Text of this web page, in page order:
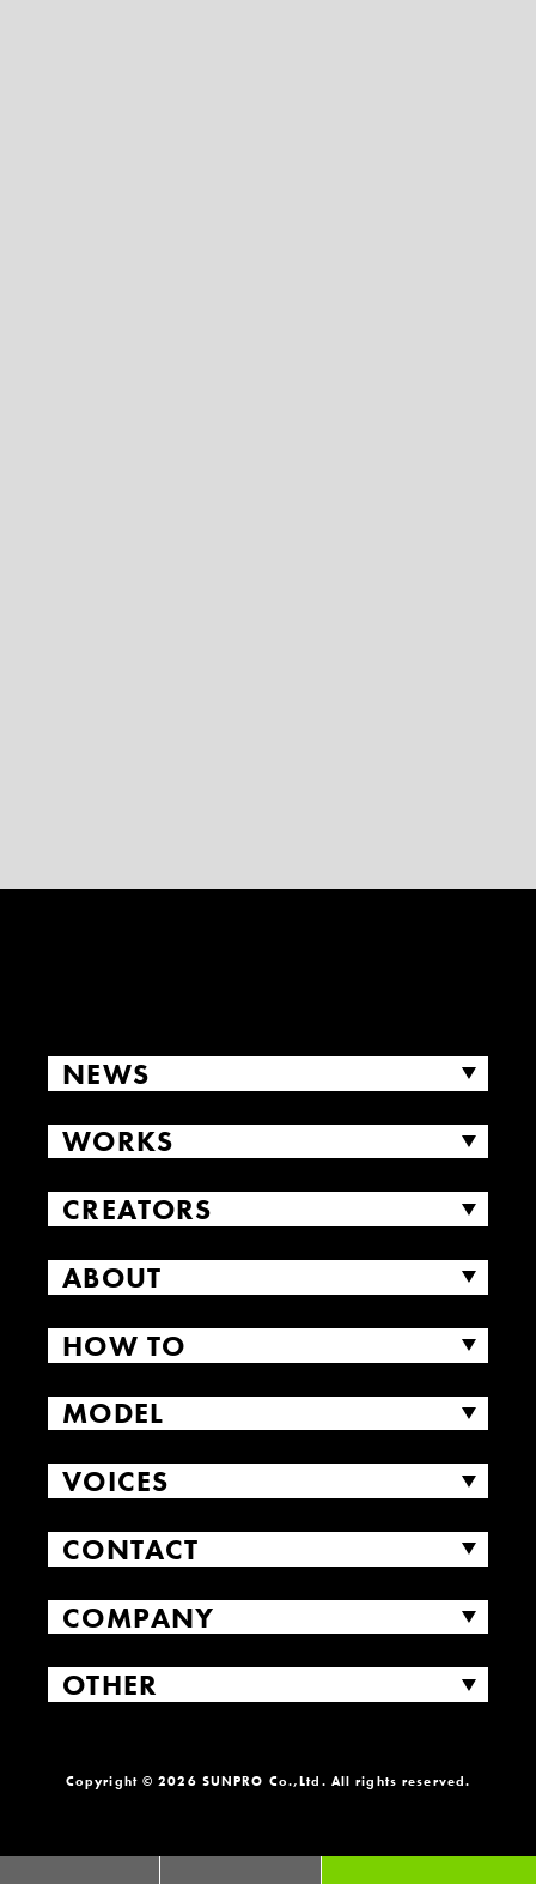
NEWS
WORKS
CREATORS
ABOUT
HOW TO
MODEL
VOICES
CONTACT
COMPANY
OTHER
Copyright © 2026 SUNPRO Co.,Ltd. All rights reserved.